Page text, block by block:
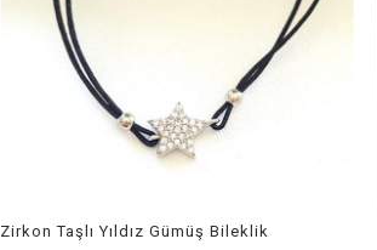
Zirkon Taşlı Yıldız Gümüş Bileklik